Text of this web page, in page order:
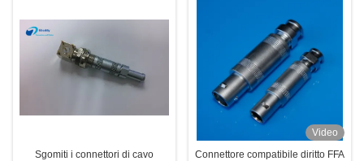
Sgomiti i connettori di cavo
Video
Connettore compatibile diritto FFA